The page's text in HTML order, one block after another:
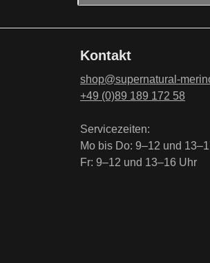
genommen und die
einverstanden.*
Die mit einem Stern (*)
Kontakt
shop@supernatural-
+49 (0)89 189 172 58
Servicezeiten:
Mo bis Do: 9–12 und
Fr: 9–12 und 13–16 Uhr